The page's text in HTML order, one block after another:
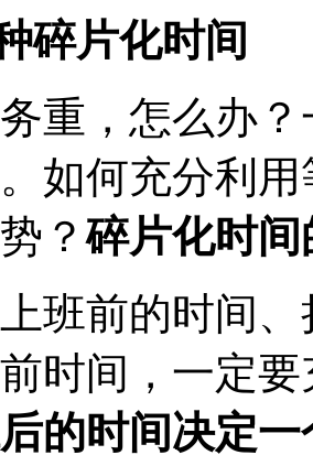
碎片化时间
重，怎么办
如何充分利
？碎片化时
班前的时间
时间，一定
的时间决定